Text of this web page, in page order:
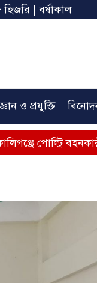
| বর্ষাকাল
ও প্রযুক্তি
বহনকারী গাড়ির